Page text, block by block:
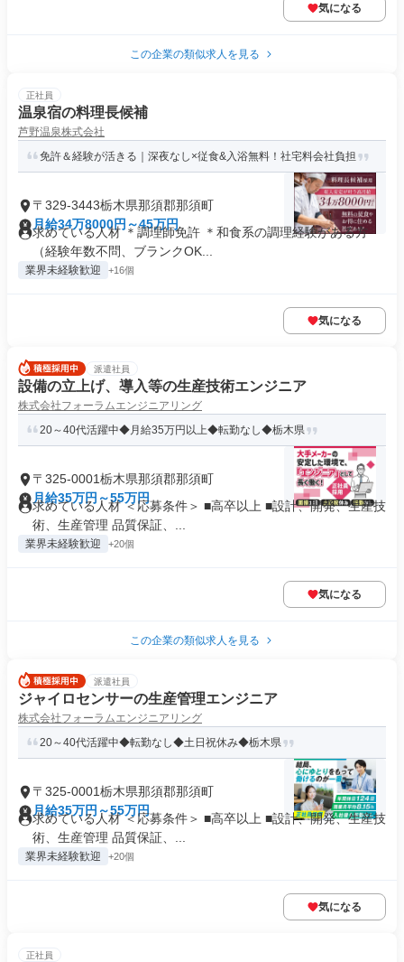
気になる
この企業の類似求人を見る
正社員
温泉宿の料理長候補
芦野温泉株式会社
免許＆経験が活きる｜深夜なし×従食&入浴無料！社宅料会社負担
〒329-3443栃木県那須郡那須町
月給34万8000円～45万円
求めている人材 ＊調理師免許 ＊和食系の調理経験がある方
（経験年数不問、ブランクOK...
業界未経験歓迎 +16個
気になる
派遣社員
設備の立上げ、導入等の生産技術エンジニア
株式会社フォーラムエンジニアリング
20～40代活躍中◆月給35万円以上◆転勤なし◆栃木県
〒325-0001栃木県那須郡那須町
月給35万円～55万円
求めている人材 ＜応募条件＞ ■高卒以上 ■設計、開発、生産技
術、生産管理 品質保証、...
業界未経験歓迎 +20個
気になる
この企業の類似求人を見る
派遣社員
ジャイロセンサーの生産管理エンジニア
株式会社フォーラムエンジニアリング
20～40代活躍中◆転勤なし◆土日祝休み◆栃木県
〒325-0001栃木県那須郡那須町
月給35万円～55万円
求めている人材 ＜応募条件＞ ■高卒以上 ■設計、開発、生産技
術、生産管理 品質保証、...
業界未経験歓迎 +20個
気になる
正社員